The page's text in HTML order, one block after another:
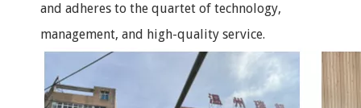
and adheres to the quartet of technology,
management, and high-quality service.